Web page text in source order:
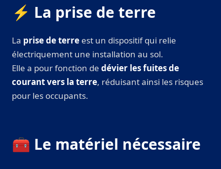
⚡ La prise de terre
La prise de terre est un dispositif qui relie
électriquement une installation au sol.
Elle a pour fonction de dévier les fuites de
courant vers la terre, réduisant ainsi les risques
pour les occupants.
🧰 Le matériel nécessaire